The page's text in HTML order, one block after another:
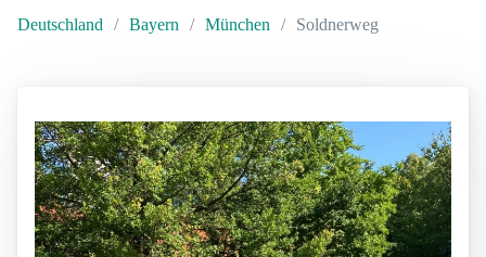
Deutschland Bayern München Soldnerweg